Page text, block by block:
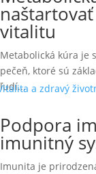
vitalitu
Metabolická kúra je
pečeň, ktoré sú
ľudí...
Podpora
imunitný
Imunita je